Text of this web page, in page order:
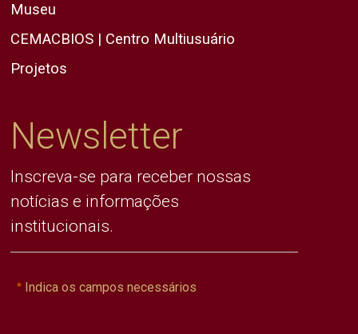
Museu
CEMACBIOS | Centro Multiusuário
Projetos
Newsletter
Inscreva-se para receber nossas
notícias e informações
institucionais.
Indica os campos necessários